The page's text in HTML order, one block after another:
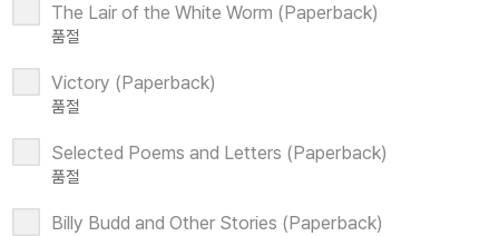
The Lair of the White Worm (Paperback)
품절
Victory (Paperback)
품절
Selected Poems and Letters (Paperback)
품절
Billy Budd and Other Stories (Paperback)